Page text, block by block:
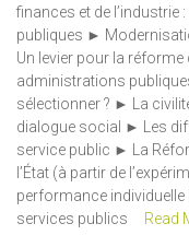
finances et de
publiques ►
Un levier pour la réforme
administrations
sélectionner ? ► La
dialogue social ► Les
service public ► La
l’État (à partir de
performance
services publics Read